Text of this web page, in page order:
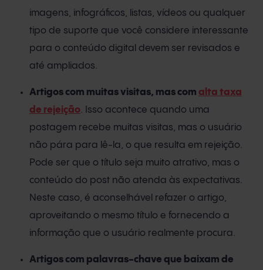
imagens, infográficos, listas, vídeos ou qualquer
tipo de suporte que você considere interessante
para o conteúdo digital devem ser revisados ​​e
até ampliados.
Artigos com muitas visitas, mas com alta taxa
de rejeição. Isso acontece quando uma
postagem recebe muitas visitas, mas o usuário
não pára para lê-la, o que resulta em rejeição.
Pode ser que o título seja muito atrativo, mas o
conteúdo do post não atenda às expectativas.
Neste caso, é aconselhável refazer o artigo,
aproveitando o mesmo título e fornecendo a
informação que o usuário realmente procura.
Artigos com palavras-chave que baixam de